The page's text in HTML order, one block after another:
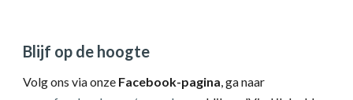
Blijf op de hoogte
Volg ons via onze Facebook-pagina, ga naar